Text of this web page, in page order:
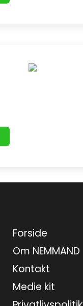
Forside
Om NEMMAND
Kontakt
Medie kit